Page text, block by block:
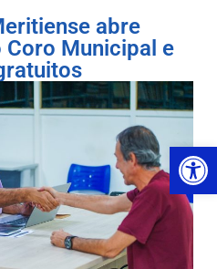
abre
Municipal e